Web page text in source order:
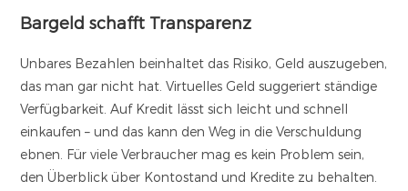
Bargeld schafft Transparenz
Unbares Bezahlen beinhaltet das Risiko, Geld auszugeben,
das man gar nicht hat. Virtuelles Geld suggeriert ständige
Verfügbarkeit. Auf Kredit lässt sich leicht und schnell
einkaufen – und das kann den Weg in die Verschuldung
ebnen. Für viele Verbraucher mag es kein Problem sein,
den Überblick über Kontostand und Kredite zu behalten.